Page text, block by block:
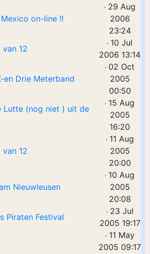
on-line !!
29 Aug
2006
23:24
van 12
10 Jul
2006 13:14
en Drie Meterband
02 Oct
2005
00:50
Lutte (nog niet ) uit de
15 Aug
2005
16:20
van 12
11 Aug
2005
20:00
Nieuwleusen
10 Aug
2005
20:08
Piraten Festival
23 Jul
2005 19:17
11 May
2005 09:17